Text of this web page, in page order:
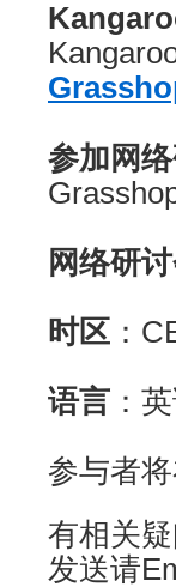
参加网
网络研
时区 ：
语言 ：
参与者
有相关
发送请